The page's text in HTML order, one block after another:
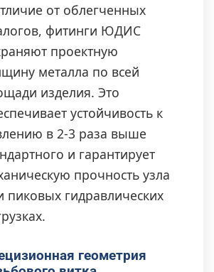
от облегченных
фитинги ЮДИС
проектную
металла по всей
изделия. Это
устойчивость к
в 2-3 раза выше
и гарантирует
прочность узла
пиковых гидравлических
геометрия